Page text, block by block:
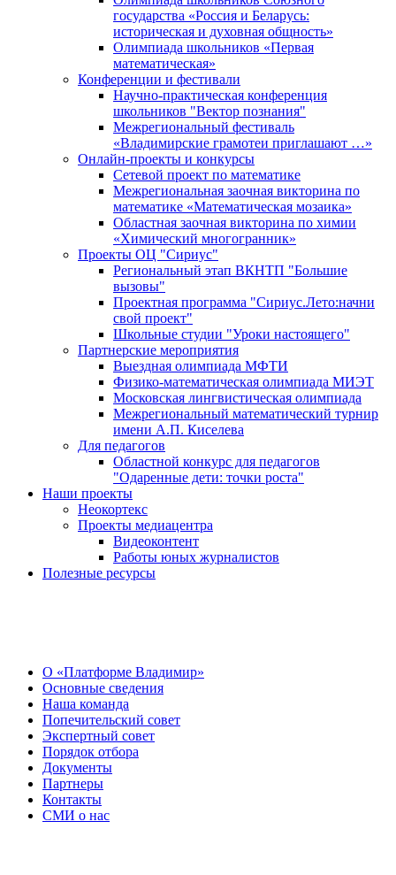
государства «Россия и Беларусь:
историческая и духовная общность»
Олимпиада школьников «Первая
математическая»
Конференции и фестивали
Научно-практическая конференция
школьников "Вектор познания"
Межрегиональный фестиваль
«Владимирские грамотеи приглашают …»
Онлайн-проекты и конкурсы
Сетевой проект по математике
Межрегиональная заочная викторина по
математике «Математическая мозаика»
Областная заочная викторина по химии
«Химический многогранник»
Проекты ОЦ "Сириус"
Региональный этап ВКНТП "Большие
вызовы"
Проектная программа "Сириус.Лето:начни
свой проект"
Школьные студии "Уроки настоящего"
Партнерские мероприятия
Выездная олимпиада МФТИ
Физико-математическая олимпиада МИЭТ
Московская лингвистическая олимпиада
Межрегиональный математический турнир
имени А.П. Киселева
Для педагогов
Областной конкурс для педагогов
"Одаренные дети: точки роста"
Наши проекты
Неокортекс
Проекты медиацентра
Видеоконтент
Работы юных журналистов
Полезные ресурсы
О «Платформе Владимир»
Основные сведения
Наша команда
Попечительский совет
Экспертный совет
Порядок отбора
Документы
Партнеры
Контакты
СМИ о нас